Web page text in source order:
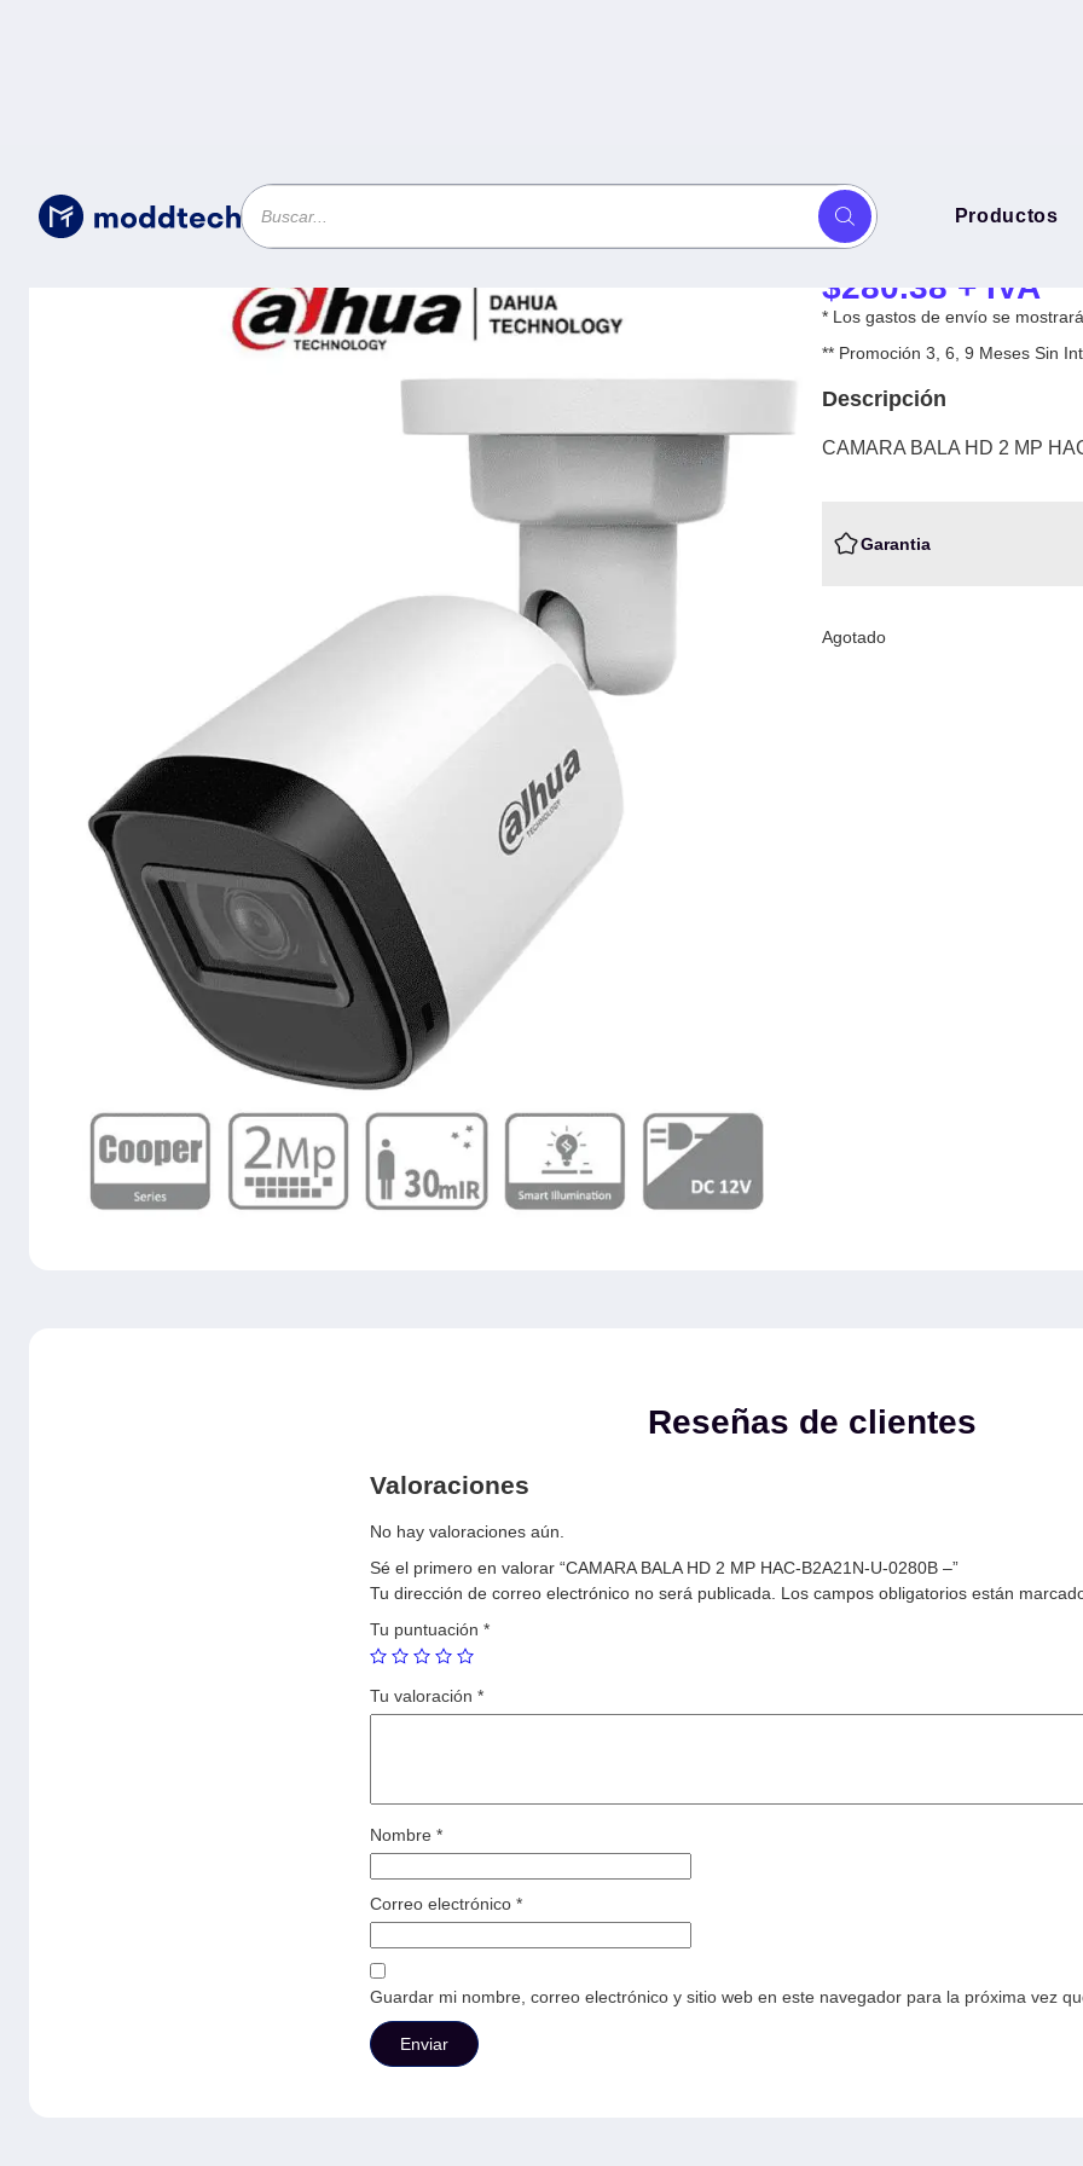
Productos
Sin categoría CAMARA BALA HD 2 MP HAC-B2A21N-U-0280B -
CAMARA BALA
0280B -
$280.38 + IVA
* Los gastos de envío se
** Promoción 3, 6, 9 Meses Sin
Descripción
CAMARA BALA HD 2 MP
Garantia
Agotado
Reseñas de clientes
Valoraciones
No hay valoraciones aún.
Sé el primero en valorar “CAMARA BALA HD 2 MP HAC-B2A21N-U-0280B –”
Tu dirección de correo electrónico no será publicada.
Los campos obligatorios están
Tu puntuación *
Tu valoración *
Nombre *
Correo electrónico *
Guardar mi nombre, correo electrónico y sitio web en este navegador para la próxima vez